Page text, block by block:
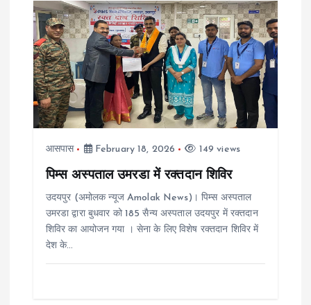
आसपास February 18, 2026 149 views
पिम्स अस्पताल उमरडा में रक्तदान शिविर
उदयपुर (अमोलक न्यूज Amolak News)। पिम्स अस्पताल
उमरडा द्वारा बुधवार को 185 सैन्य अस्पताल उदयपुर में रक्तदान
शिविर का आयोजन गया । सेना के लिए विशेष रक्तदान शिविर में
देश के…